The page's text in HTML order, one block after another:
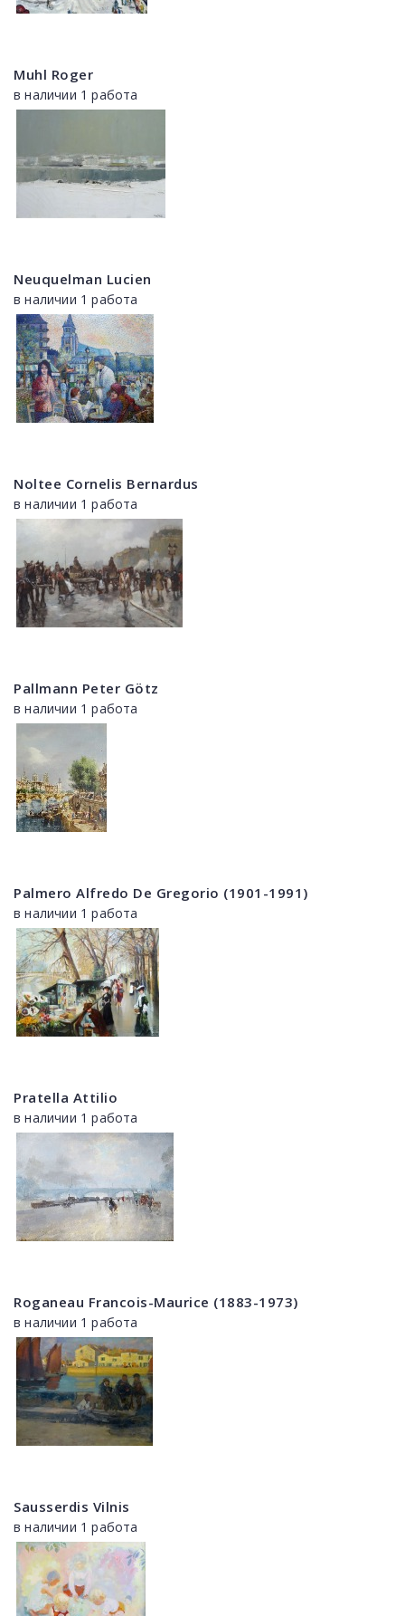
Muhl Roger
в наличии 1 работа
Neuquelman Lucien
в наличии 1 работа
Noltee Cornelis Bernardus
в наличии 1 работа
Pallmann Peter Götz
в наличии 1 работа
Palmero Alfredo De Gregorio (1901-1991)
в наличии 1 работа
Pratella Attilio
в наличии 1 работа
Roganeau Francois-Maurice (1883-1973)
в наличии 1 работа
Sausserdis Vilnis
в наличии 1 работа